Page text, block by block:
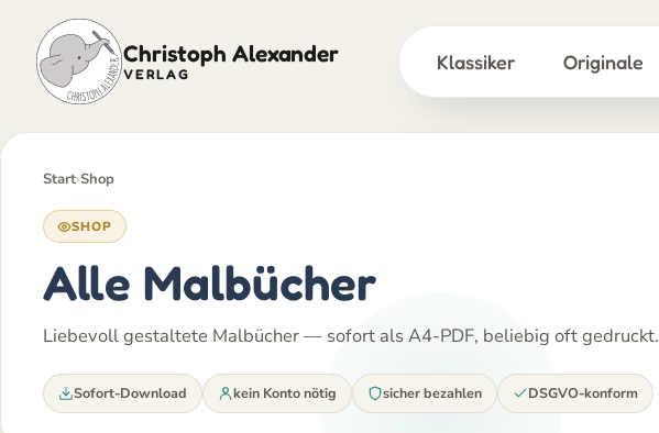
Christoph Alexander
VERLAG
Klassiker Originale
springen
Start›Shop
SHOP
Alle Malbücher
Liebevoll gestaltete Malbücher — sofort als A4-PDF, beliebig oft gedruckt.
Sofort-Download kein Konto nötig sicher bezahlen DSGVO-konform